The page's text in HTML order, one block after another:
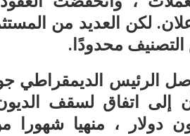
لكن العديد من
التصنيف محدودًا.
الرئيس الديمقراطي
إلى اتفاق لسقف
الحكومي البالغ 31.4 تريليون دولار ،